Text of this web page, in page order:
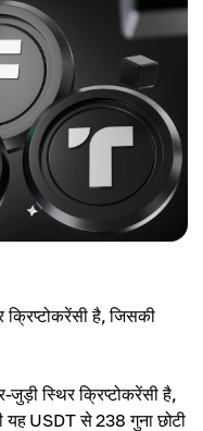
क्रिप्टोकरेंसी है, जिसकी
जुड़ी स्थिर क्रिप्टोकरेंसी है,
यह USDT से 238 गुना छोटी